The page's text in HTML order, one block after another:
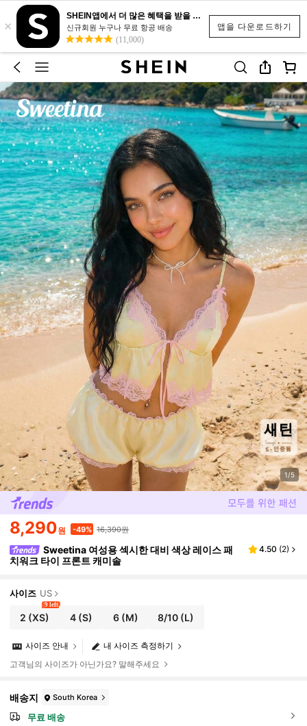
앱을 다운로드하기
×
SHEIN앱에서 더 많은 혜택을 받을 수 있어요.
신규회원 누구나 무료 항공 배송
(11,000)
1/5
8,290원 -49% 16,390원
Sweetina 여성용 섹시한 대비 색상 레이스 패
치워크 타이 프론트 캐미솔
4.50 (2)
사이즈 US
2 (XS)
9 left
4(S) 6(M) 8/10 (L)
내 사이즈 측정하기
사이즈 안내
고객님의 사이즈가 아닌가요? 말해주세요
배송지 South Korea
무료 배송